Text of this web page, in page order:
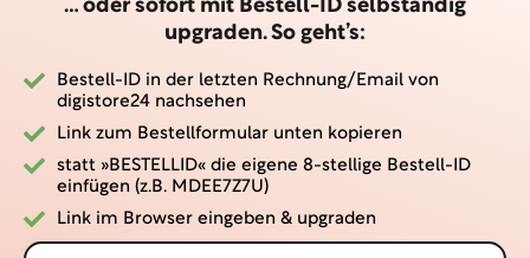
… oder sofort mit Bestell-ID selbständig
upgraden. So geht’s:
Bestell-ID in der letzten Rechnung/Email von
digistore24 nachsehen
Link zum Bestellformular unten kopieren
statt »BESTELLID« die eigene 8-stellige Bestell-ID
einfügen (z.B. MDEE7Z7U)
Link im Browser eingeben & upgraden